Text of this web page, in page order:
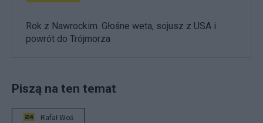
Rok z Nawrockim. Głośne weta, sojusz z USA i
powrót do Trójmorza
Piszą na ten temat
Rafał Woś